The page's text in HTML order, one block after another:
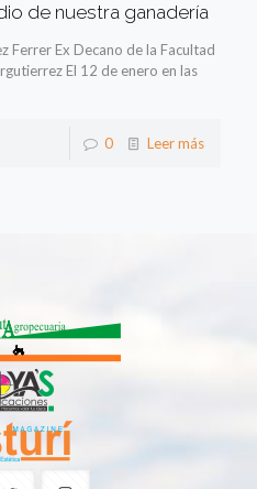
de nuestra ganadería
Ferrer Ex Decano de la Facultad
El 12 de enero en las
0 Leer más